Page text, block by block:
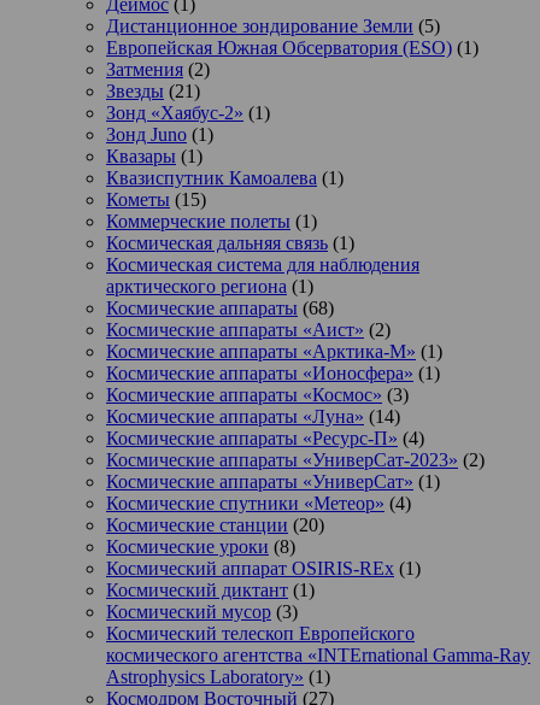
Дистанционное зондирование Земли (5)
Европейская Южная Обсерватория (ESO) (1)
Затмения (2)
Звезды (21)
Зонд «Хаябус-2» (1)
Зонд Juno (1)
Квазары (1)
Квазиспутник Камоалева (1)
Кометы (15)
Коммерческие полеты (1)
Космическая дальняя связь (1)
Космическая система для наблюдения
арктического региона (1)
Космические аппараты (68)
Космические аппараты «Аист» (2)
Космические аппараты «Арктика-М» (1)
Космические аппараты «Ионосфера» (1)
Космические аппараты «Космос» (3)
Космические аппараты «Луна» (14)
Космические аппараты «Ресурс-П» (4)
Космические аппараты «УниверСат-2023» (2)
Космические аппараты «УниверСат» (1)
Космические спутники «Метеор» (4)
Космические станции (20)
Космические уроки (8)
Космический аппарат OSIRIS-REx (1)
Космический диктант (1)
Космический мусор (3)
Космический телескоп Европейского
космического агентства «INTErnational Gamma-Ray
Astrophysics Laboratory» (1)
Космодром Восточный (27)